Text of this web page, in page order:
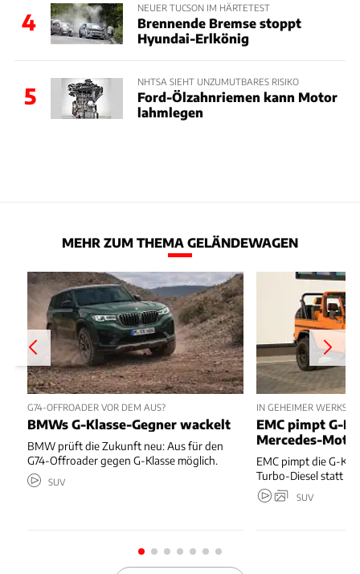
4
NEUER TUCSON IM HÄRTETEST
Brennende Bremse stoppt
Hyundai-Erlkönig
5
NHTSA SIEHT UNZUMUTBARES RISIKO
Ford-Ölzahnriemen kann Motor
lahmlegen
MEHR ZUM THEMA GELÄNDEWAGEN
G74-OFFROADER VOR DEM AUS?
BMWs G-Klasse-Gegner wackelt
BMW prüft die Zukunft neu: Aus für den
G74-Offroader gegen G-Klasse möglich.
SUV
IN GEHEIMER
EMC pimpt G-
Mercedes-
EMC pimpt die G-
Turbo-Diesel statt
SUV